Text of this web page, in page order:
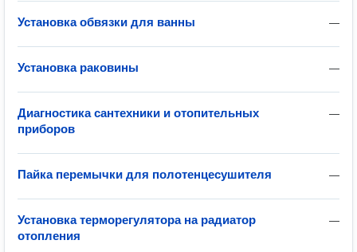
—
Установка обвязки для ванны
—
Установка раковины
—
Диагностика сантехники и отопительных
приборов
—
Пайка перемычки для полотенцесушителя
—
Установка терморегулятора на радиатор
отопления